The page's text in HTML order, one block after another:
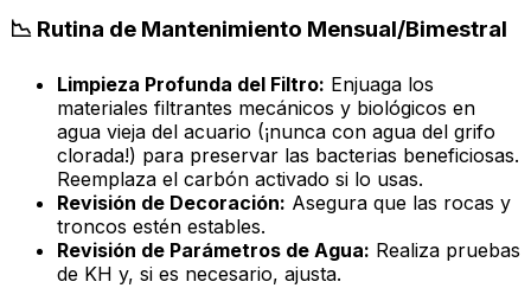
📉 Rutina de Mantenimiento Mensual/Bimestral
Limpieza Profunda del Filtro: Enjuaga los
materiales filtrantes mecánicos y biológicos en
agua vieja del acuario (¡nunca con agua del grifo
clorada!) para preservar las bacterias beneficiosas.
Reemplaza el carbón activado si lo usas.
Revisión de Decoración: Asegura que las rocas y
troncos estén estables.
Revisión de Parámetros de Agua: Realiza pruebas
de KH y, si es necesario, ajusta.